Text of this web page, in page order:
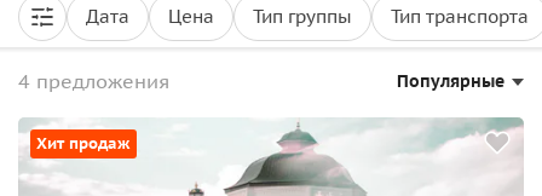
Дата Цена Тип группы Тип транспорта
4 предложения Популярные
Хит продаж